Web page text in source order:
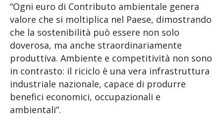
“Ogni euro di Contributo ambientale genera
valore che si moltiplica nel Paese, dimostrando
che la sostenibilità può essere non solo
doverosa, ma anche straordinariamente
produttiva. Ambiente e competitività non sono
in contrasto: il riciclo è una vera infrastruttura
industriale nazionale, capace di produrre
benefici economici, occupazionali e
ambientali”.